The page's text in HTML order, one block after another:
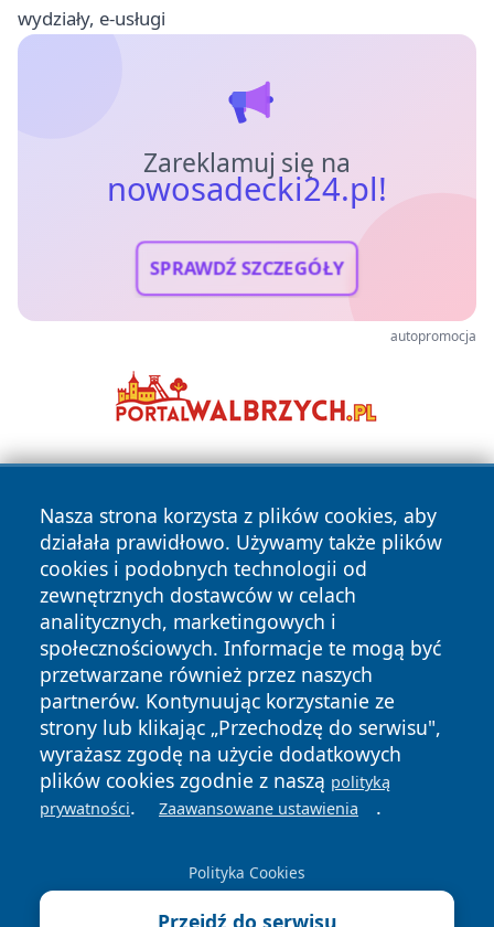
wydziały, e-usługi
Zareklamuj się na
nowosadecki24.pl!
SPRAWDŹ SZCZEGÓŁY
autopromocja
Nasza strona korzysta z plików cookies, aby
działała prawidłowo. Używamy także plików
cookies i podobnych technologii od
zewnętrznych dostawców w celach
analitycznych, marketingowych i
społecznościowych. Informacje te mogą być
przetwarzane również przez naszych
partnerów. Kontynuując korzystanie ze
strony lub klikając „Przechodzę do serwisu",
wyrażasz zgodę na użycie dodatkowych
plików cookies zgodnie z naszą polityką
prywatności. Zaawansowane ustawienia .
Polityka Cookies
Przejdź do serwisu
Copyright © 2026 nowosadecki24.pl Wszystkie prawa
zastrzeżone.
News Autorzy
Polityka
Prywatności
Polityka
Cookies